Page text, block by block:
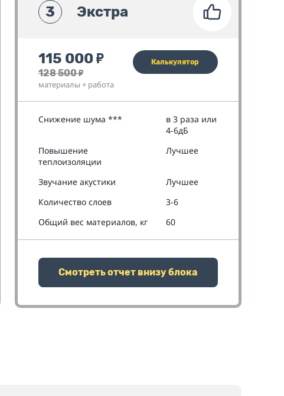
3 Экстра
115 000₽
128 500₽
материалы + работа
Калькулятор
Снижение шума ***
в 3 раза или
4-6дБ
Повышение
теплоизоляции
Лучшее
Звучание акустики
Лучшее
Количество слоев
3-6
Общий вес материалов, кг
60
Смотреть отчет внизу блока